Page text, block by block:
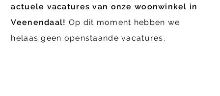
actuele vacatures van onze woonwinkel in
Veenendaal! Op dit moment hebben we
helaas geen openstaande vacatures.